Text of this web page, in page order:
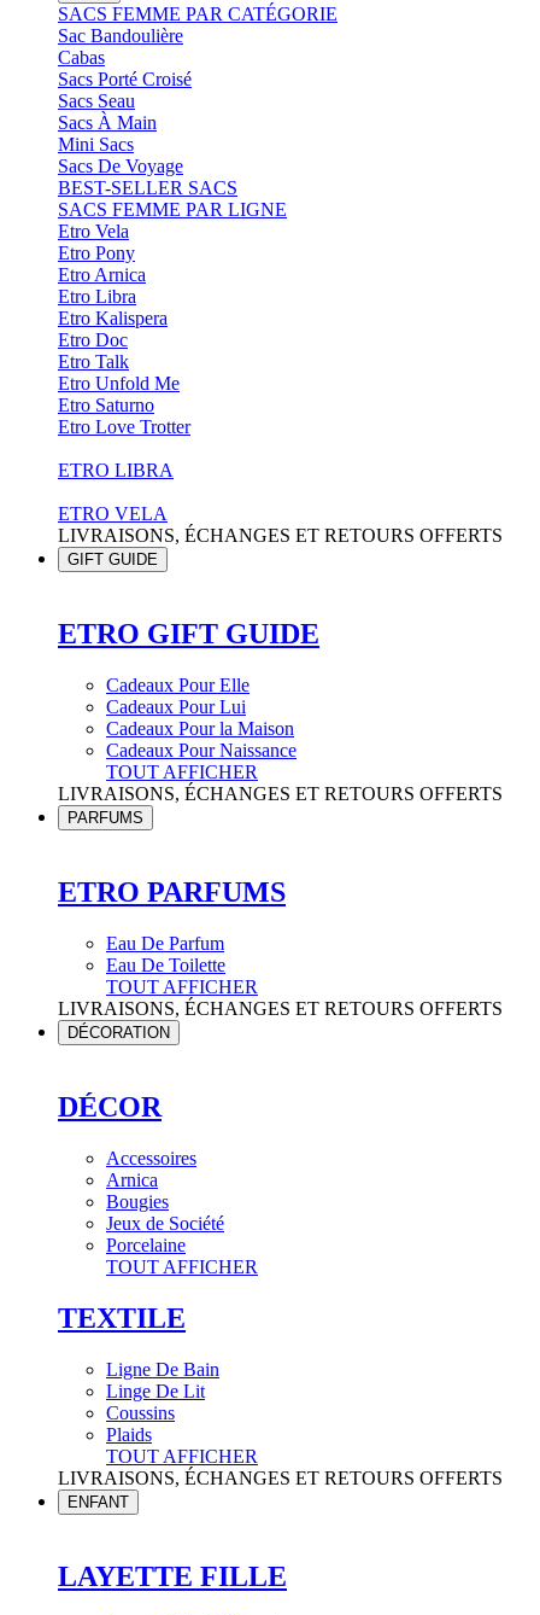
SACS FEMME PAR CATÉGORIE
Sac Bandoulière
Cabas
Sacs Porté Croisé
Sacs Seau
Sacs À Main
Mini Sacs
Sacs De Voyage
BEST-SELLER SACS
SACS FEMME PAR LIGNE
Etro Vela
Etro Pony
Etro Arnica
Etro Libra
Etro Kalispera
Etro Doc
Etro Talk
Etro Unfold Me
Etro Saturno
Etro Love Trotter
ETRO LIBRA
ETRO VELA
LIVRAISONS, ÉCHANGES ET RETOURS OFFERTS
GIFT GUIDE
ETRO GIFT GUIDE
Cadeaux Pour Elle
Cadeaux Pour Lui
Cadeaux Pour la Maison
Cadeaux Pour Naissance
TOUT AFFICHER
LIVRAISONS, ÉCHANGES ET RETOURS OFFERTS
PARFUMS
ETRO PARFUMS
Eau De Parfum
Eau De Toilette
TOUT AFFICHER
LIVRAISONS, ÉCHANGES ET RETOURS OFFERTS
DÉCORATION
DÉCOR
Accessoires
Arnica
Bougies
Jeux de Société
Porcelaine
TOUT AFFICHER
TEXTILE
Ligne De Bain
Linge De Lit
Coussins
Plaids
TOUT AFFICHER
LIVRAISONS, ÉCHANGES ET RETOURS OFFERTS
ENFANT
LAYETTE FILLE